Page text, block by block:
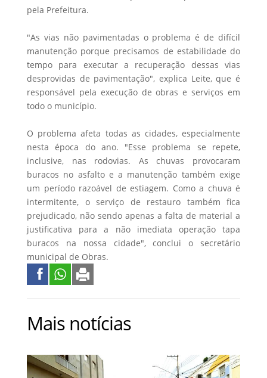
pela Prefeitura.
"As vias não pavimentadas o problema é de difícil
manutenção porque precisamos de estabilidade do
tempo para executar a recuperação dessas vias
desprovidas de pavimentação", explica Leite, que é
responsável pela execução de obras e serviços em
todo o município.
O problema afeta todas as cidades, especialmente
nesta época do ano. "Esse problema se repete,
inclusive, nas rodovias. As chuvas provocaram
buracos no asfalto e a manutenção também exige
um período razoável de estiagem. Como a chuva é
intermitente, o serviço de restauro também fica
prejudicado, não sendo apenas a falta de material a
justificativa para a não imediata operação tapa
buracos na nossa cidade", conclui o secretário
municipal de Obras.
Mais notícias